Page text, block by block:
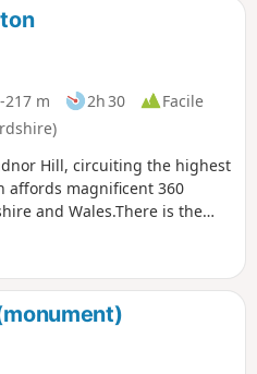
-217 m 2h 30
Facile
Hill, circuiting the highest
affords magnificent 360
and Wales.There is the
and goes close to
to wait and give way to